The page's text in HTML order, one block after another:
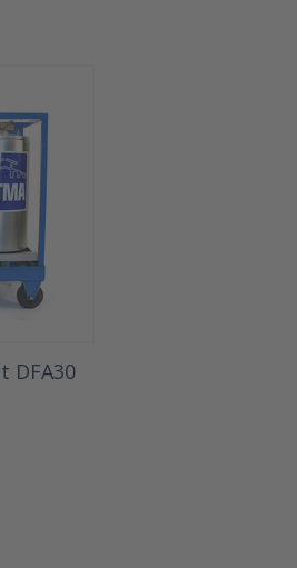
DFA30